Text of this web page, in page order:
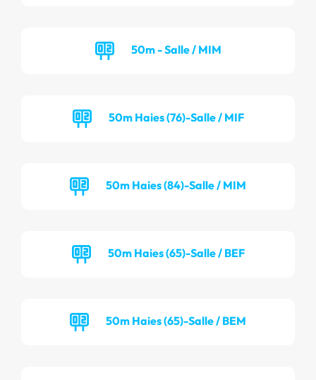
50m - Salle / MIM
50m Haies (76)-Salle / MIF
50m Haies (84)-Salle / MIM
50m Haies (65)-Salle / BEF
50m Haies (65)-Salle / BEM